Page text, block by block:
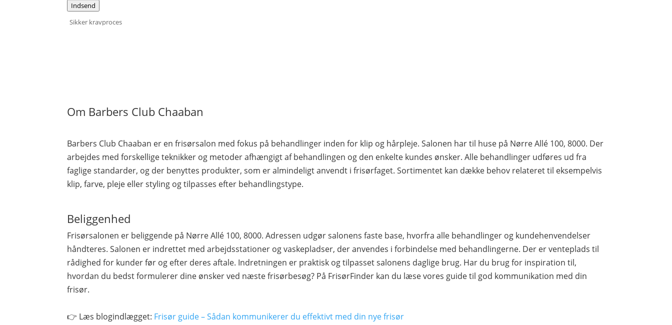
Indsend
Sikker kravproces
Om Barbers Club Chaaban
Barbers Club Chaaban er en frisørsalon med fokus på behandlinger inden for klip og hårpleje. Salonen har til huse på Nørre Allé 100, 8000. Der
arbejdes med forskellige teknikker og metoder afhængigt af behandlingen og den enkelte kundes ønsker. Alle behandlinger udføres ud fra
faglige standarder, og der benyttes produkter, som er almindeligt anvendt i frisørfaget. Sortimentet kan dække behov relateret til eksempelvis
klip, farve, pleje eller styling og tilpasses efter behandlingstype.
Beliggenhed
Frisørsalonen er beliggende på Nørre Allé 100, 8000. Adressen udgør salonens faste base, hvorfra alle behandlinger og kundehenvendelser
håndteres. Salonen er indrettet med arbejdsstationer og vaskepladser, der anvendes i forbindelse med behandlingerne. Der er venteplads til
rådighed for kunder før og efter deres aftale. Indretningen er praktisk og tilpasset salonens daglige brug. Har du brug for inspiration til,
hvordan du bedst formulerer dine ønsker ved næste frisørbesøg? På FrisørFinder kan du læse vores guide til god kommunikation med din
frisør.
👉 Læs blogindlægget: Frisør guide – Sådan kommunikerer du effektivt med din nye frisør